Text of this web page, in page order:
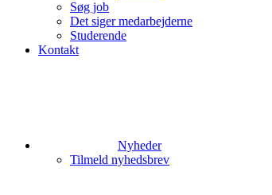
Søg job
Det siger medarbejderne
Studerende
Kontakt
Nyheder
Tilmeld nyhedsbrev